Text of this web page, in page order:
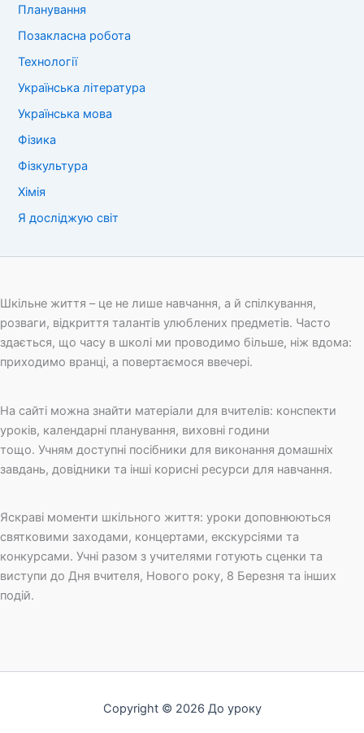
Планування
Позакласна робота
Технології
Українська література
Українська мова
Фізика
Фізкультура
Хімія
Я досліджую світ
Шкільне життя – це не лише навчання, а й спілкування,
розваги, відкриття талантів улюблених предметів. Часто
здається, що часу в школі ми проводимо більше, ніж вдома:
приходимо вранці, а повертаємося ввечері.
На сайті можна знайти матеріали для вчителів: конспекти
уроків, календарні планування, виховні години
тощо. Учням доступні посібники для виконання домашніх
завдань, довідники та інші корисні ресурси для навчання.
Яскраві моменти шкільного життя: уроки доповнюються
святковими заходами, концертами, екскурсіями та
конкурсами. Учні разом з учителями готують сценки та
виступи до Дня вчителя, Нового року, 8 Березня та інших
подій.
Copyright © 2026 До уроку